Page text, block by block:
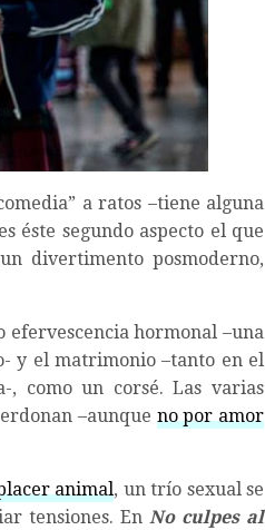
a ratos –tiene alguna
éste segundo aspecto el que
divertimento posmoderno,
efervescencia hormonal –una
y el matrimonio –tanto en el
, como un corsé. Las varias
–aunque no por amor
animal, un trío sexual se
tensiones. En No culpes al